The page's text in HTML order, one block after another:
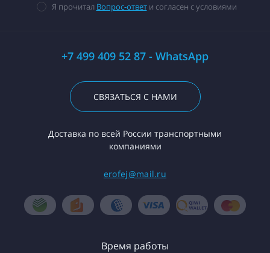
Я прочитал Вопрос-ответи согласен с условиями
+7 499 409 52 87 - WhatsApp
СВЯЗАТЬСЯ С НАМИ
Доставка по всей России транспортными
компаниями
erofej@mail.ru
Время работы